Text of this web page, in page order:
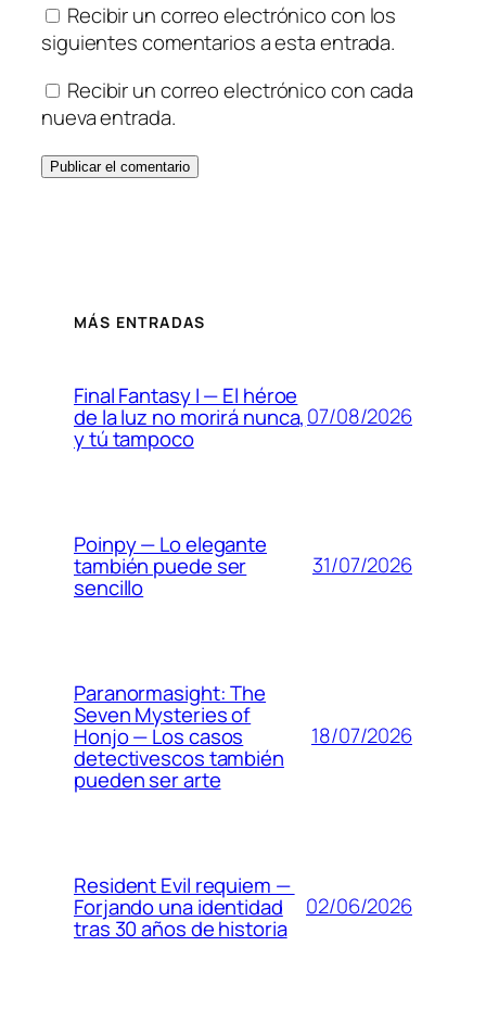
Recibir un correo electrónico con los
siguientes comentarios a esta entrada.
Recibir un correo electrónico con cada
nueva entrada.
MÁS ENTRADAS
Final Fantasy I — El héroe
de la luz no morirá nunca,
y tú tampoco
07/08/2026
Poinpy — Lo elegante
también puede ser
sencillo
31/07/2026
Paranormasight: The
Seven Mysteries of
Honjo — Los casos
detectivescos también
pueden ser arte
18/07/2026
Resident Evil requiem —
Forjando una identidad
tras 30 años de historia
02/06/2026